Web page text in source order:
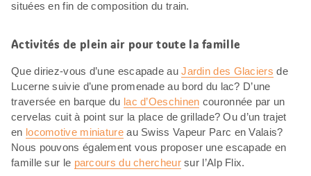
situées en fin de composition du train.
Activités de plein air pour toute la famille
Que diriez-vous d’une escapade auJardin des Glaciers de
Lucerne suivie d’une promenade au bord du lac? D’une
traversée en barque du lac d’Oeschinen couronnée par un
cervelas cuit à point sur la place de grillade? Ou d’un trajet
en locomotive miniatureau Swiss Vapeur Parc en Valais?
Nous pouvons également vous proposer une escapade en
famille sur le parcours du chercheursur l’Alp Flix.